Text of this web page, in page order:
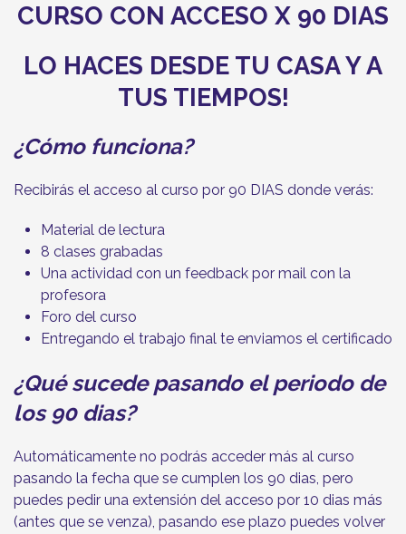
CURSO CON ACCESO X 90 DIAS
LO HACES DESDE TU CASA Y A
TUS TIEMPOS!
¿Cómo funciona?
Recibirás el acceso al curso por 90 DIAS donde verás:
Material de lectura
8 clases grabadas
Una actividad con un feedback por mail con la
profesora
Foro del curso
Entregando el trabajo final te enviamos el certificado
¿Qué sucede pasando el periodo de
los 90 dias?
Automáticamente no podrás acceder más al curso
pasando la fecha que se cumplen los 90 dias, pero
puedes pedir una extensión del acceso por 10 dias más
(antes que se venza), pasando ese plazo puedes volver